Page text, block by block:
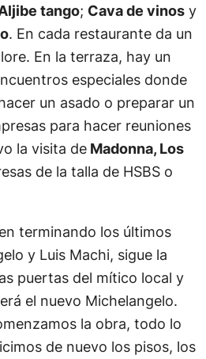
tango; Cava de vinosy
. En cada restaurante da un
En la terraza, hay un
especiales donde
un asado o preparar un
para hacer reuniones
la visita deMadonna, Los
de la talla de HSBS o
terminando los últimos
y Luis Machi, sigue la
puertas del mítico local y
el nuevo Michelangelo.
la obra, todo lo
de nuevo los pisos, los